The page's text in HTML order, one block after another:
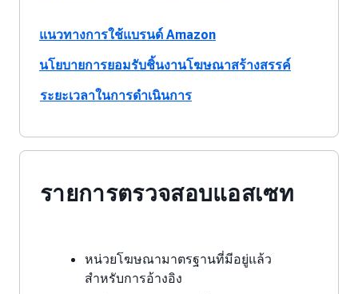
แนวทางการใช้แบรนด์ Amazon
นโยบายการยอมรับชิ้นงานโฆษณาสร้างสรรค์
ระยะเวลาในการดำเนินการ
รายการตรวจสอบแอสเซท
หน่วยโฆษณามาตรฐานที่มีอยู่แล้ว
สำหรับการอ้างอิง